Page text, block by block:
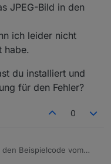
JPEG-Bild in den
ich leider nicht
habe.
du installiert und
für den Fehler?
0
den Beispielcode vom